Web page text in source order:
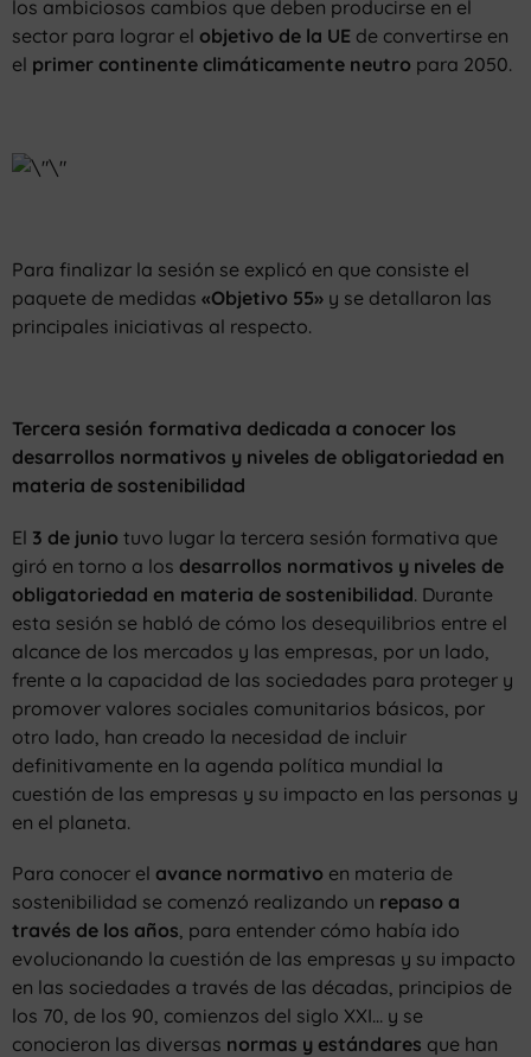
los ambiciosos cambios que deben producirse en el
sector para lograr el objetivo de la UE de convertirse en
el primer continente climáticamente neutro para 2050.
Para finalizar la sesión se explicó en que consiste el
paquete de medidas «Objetivo 55» y se detallaron las
principales iniciativas al respecto.
Tercera sesión formativa dedicada a conocer los
desarrollos normativos y niveles de obligatoriedad en
materia de sostenibilidad
El 3 de junio tuvo lugar la tercera sesión formativa que
giró en torno a los desarrollos normativos y niveles de
obligatoriedad en materia de sostenibilidad. Durante
esta sesión se habló de cómo los desequilibrios entre el
alcance de los mercados y las empresas, por un lado,
frente a la capacidad de las sociedades para proteger y
promover valores sociales comunitarios básicos, por
otro lado, han creado la necesidad de incluir
definitivamente en la agenda política mundial la
cuestión de las empresas y su impacto en las personas y
en el planeta.
Para conocer el avance normativo en materia de
sostenibilidad se comenzó realizando un repaso a
través de los años , para entender cómo había ido
evolucionando la cuestión de las empresas y su impacto
en las sociedades a través de las décadas, principios de
los 70, de los 90, comienzos del siglo XXI… y se
conocieron las diversas normas y estándares que han